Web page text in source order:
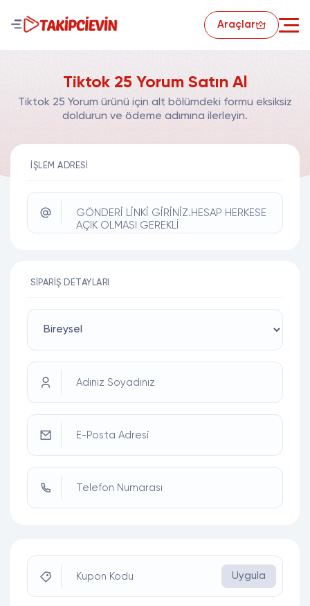
Araçlar
Tiktok 25 Yorum Satın Al
Tiktok 25 Yorum ürünü için alt bölümdeki formu eksiksiz
doldurun ve ödeme adımına ilerleyin.
İŞLEM ADRESI
GÖNDERİ LİNKİ GİRİNİZ.HESAP HERKESE
AÇIK OLMASI GEREKLİ
SIPARIŞ DETAYLARI
Adınız Soyadınız
E-Posta Adresi
Telefon Numarası
Kupon Kodu Uygula